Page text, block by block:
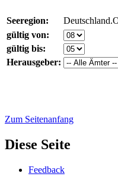
Seeregion:
gültig von:
gültig bis:
Herausgeber:
Zum Seitenanfang
Diese Seite
Feed­back